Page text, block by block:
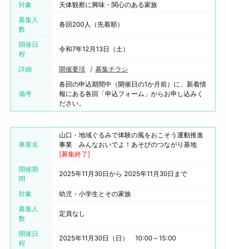
対象
天体観察に興味・関心のある家族
募集人
数
各回200人（先着順）
開催日
程
令和7年12月13日（土）
詳細 開催要項 募集チラシ
備考
各回の申込期間中（開催日の1か月前）に、新着情
報にある各回「申込フォーム」からお申し込みく
ださい。
事業名
山口・地域ぐるみで体験の風をおこそう運動推進
事業 みんなおいでよ！あそびのつながり基地
[募集終了]
開催期
間
2025年11月30日から 2025年11月30日まで
対象
幼児・小学生とその家族
募集人
数
定員なし
開催日
程
2025年11月30日（日） 10:00～15:00